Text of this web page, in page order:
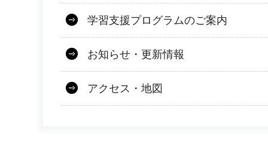
学習支援プログラムのご案内
お知らせ・更新情報
アクセス・地図